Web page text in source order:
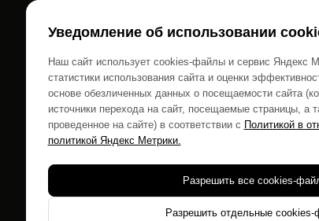
Уведомление об использовании
Наш сайт использует cookies-файлы и сервис Яндекс
статистики использования сайта и оценки
основе обезличенных данных о посещаемости сайта
источники перехода на сайт, посещаемые страницы, а
проведенное на сайте) в соответствии с Политикой в
политикой Яндекс Метрики.
Разрешить все cookies-
Разрешить отдельные
Главная Рассчитать стоимость
НАЧНИТЕ
ГОД ВМЕСТЕ С